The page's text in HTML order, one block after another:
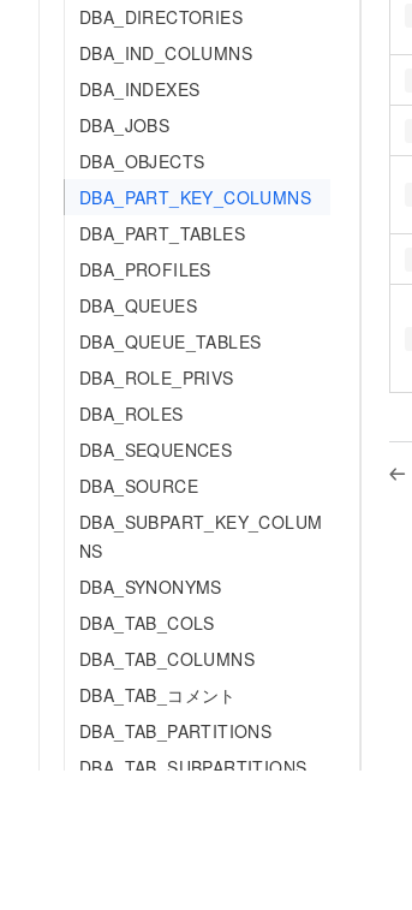
DBA_DIRECTORIES
DBA_IND_COLUMNS
DBA_INDEXES
DBA_JOBS
DBA_OBJECTS
DBA_PART_KEY_COLUMNS
DBA_PART_TABLES
DBA_PROFILES
DBA_QUEUES
DBA_QUEUE_TABLES
DBA_ROLE_PRIVS
DBA_ROLES
DBA_SEQUENCES
DBA_SOURCE
DBA_SUBPART_KEY_COLUM
NS
DBA_SYNONYMS
DBA_TAB_COLS
DBA_TAB_COLUMNS
DBA_TAB_コメント
DBA_TAB_PARTITIONS
DBA_TAB_SUBPARTITIONS